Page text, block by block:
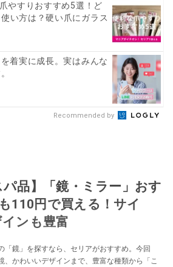
やすりおすすめ5選！ど
い方は？硬い爪にガラス
着実に成長。実はみんな
Recommended by
パ品】「鏡・ミラー」おす
110円で買える！サイ
ンも豊富
「鏡」を探すなら、セリアがおすすめ。今回
、かわいいデザインまで、豊富な種類から「こ